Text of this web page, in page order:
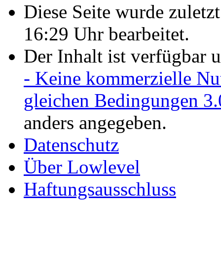
Diese Seite wurde
16:29 Uhr bearbeitet.
Der Inhalt ist verfügbar
- Keine kommerzielle
gleichen Bedingungen
anders angegeben.
Datenschutz
Über Lowlevel
Haftungsausschluss